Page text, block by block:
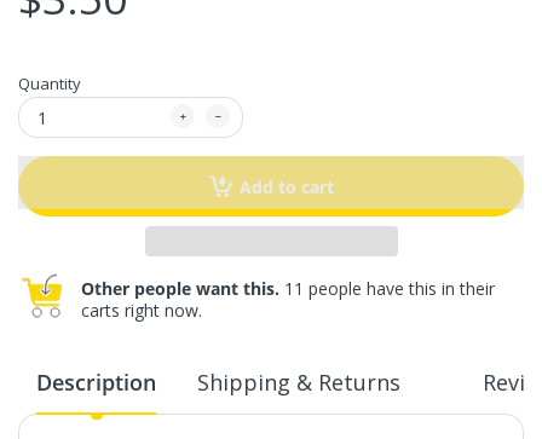
Quantity
Add to cart
Other people want this. 11 people have this in their
carts right now.
Description Shipping & Returns